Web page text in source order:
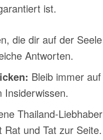
ist.
die dir auf der Seele
Antworten.
Bleib immer auf
Insiderwissen.
Thailand-Liebhaber
und Tat zur Seite.